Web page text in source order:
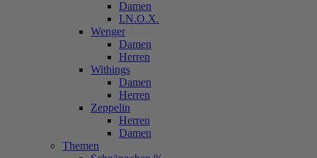
Damen
I.N.O.X.
Wenger
Damen
Herren
Withings
Damen
Herren
Zeppelin
Herren
Damen
Themen